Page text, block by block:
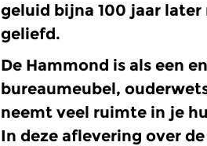
geluid bijna 100 jaar later
geliefd.
De Hammond is als een
bureaumeubel,
neemt veel ruimte in je
In deze aflevering over